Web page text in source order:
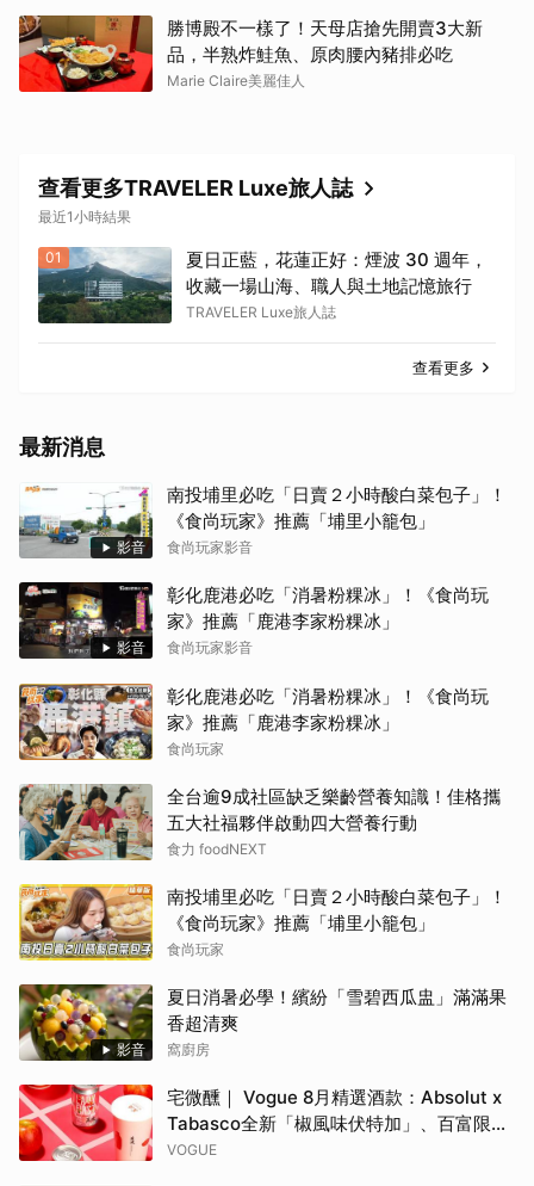
勝博殿不一樣了！天母店搶先開賣3大新
品，半熟炸鮭魚、原肉腰內豬排必吃
Marie Claire美麗佳人
查看更多TRAVELER Luxe旅人誌
最近1小時結果
01
夏日正藍，花蓮正好：煙波 30 週年，
收藏一場山海、職人與土地記憶旅行
TRAVELER Luxe旅人誌
查看更多
最新消息
影音
南投埔里必吃「日賣２小時酸白菜包子」！
《食尚玩家》推薦「埔里小籠包」
食尚玩家影音
影音
彰化鹿港必吃「消暑粉粿冰」！《食尚玩
家》推薦「鹿港李家粉粿冰」
食尚玩家影音
彰化鹿港必吃「消暑粉粿冰」！《食尚玩
家》推薦「鹿港李家粉粿冰」
食尚玩家
全台逾9成社區缺乏樂齡營養知識！佳格攜
五大社福夥伴啟動四大營養行動
食力 foodNEXT
南投埔里必吃「日賣２小時酸白菜包子」！
《食尚玩家》推薦「埔里小籠包」
食尚玩家
影音
夏日消暑必學！繽紛「雪碧西瓜盅」滿滿果
香超清爽
窩廚房
宅微醺｜ Vogue 8月精選酒款：Absolut x
Tabasco全新「椒風味伏特加」、百富限定
「花時心藝限量禮盒」、WAT x 萬波「紅蘋
VOGUE